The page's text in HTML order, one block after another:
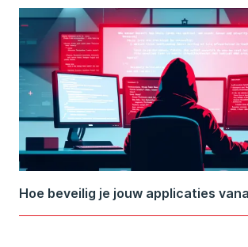
Hoe beveilig je jouw applicaties